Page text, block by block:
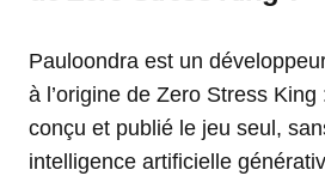
Pauloondra est un
à l’origine de Zero Stress
conçu et publié le jeu seul,
intelligence artificielle